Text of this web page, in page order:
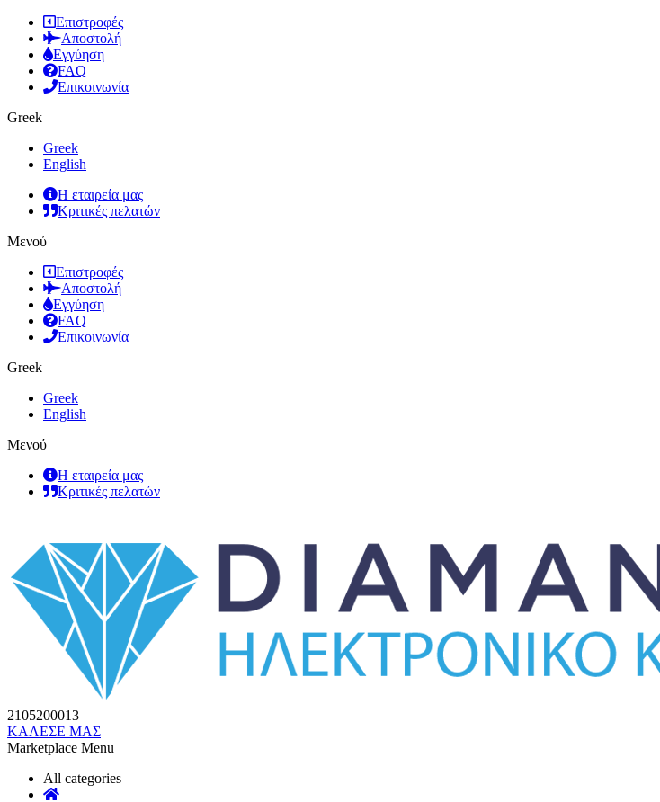
Επιστροφές
Αποστολή
Εγγύηση
FAQ
Επικοινωνία
Greek
Greek
English
Η εταιρεία μας
Κριτικές πελατών
Μενού
Επιστροφές
Αποστολή
Εγγύηση
FAQ
Επικοινωνία
Greek
Greek
English
Μενού
Η εταιρεία μας
Κριτικές πελατών
2105200013
ΚΑΛΕΣΕ ΜΑΣ
Marketplace Menu
All categories